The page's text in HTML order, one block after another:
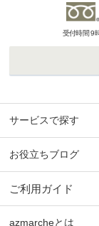
受付時間 9
サービスで探す
お役立ちブログ
ご利用ガイド
azmarcheとは